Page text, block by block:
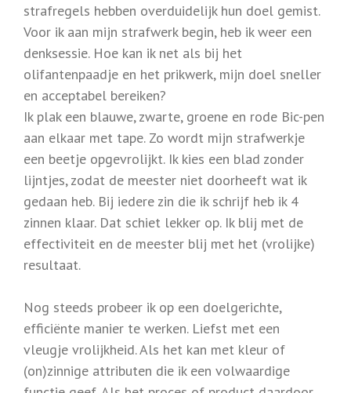
strafregels hebben overduidelijk hun doel gemist.
Voor ik aan mijn strafwerk begin, heb ik weer een
denksessie. Hoe kan ik net als bij het
olifantenpaadje en het prikwerk, mijn doel sneller
en acceptabel bereiken?
Ik plak een blauwe, zwarte, groene en rode Bic-pen
aan elkaar met tape. Zo wordt mijn strafwerkje
een beetje opgevrolijkt. Ik kies een blad zonder
lijntjes, zodat de meester niet doorheeft wat ik
gedaan heb. Bij iedere zin die ik schrijf heb ik 4
zinnen klaar. Dat schiet lekker op. Ik blij met de
effectiviteit en de meester blij met het (vrolijke)
resultaat.
Nog steeds probeer ik op een doelgerichte,
efficiënte manier te werken. Liefst met een
vleugje vrolijkheid. Als het kan met kleur of
(on)zinnige attributen die ik een volwaardige